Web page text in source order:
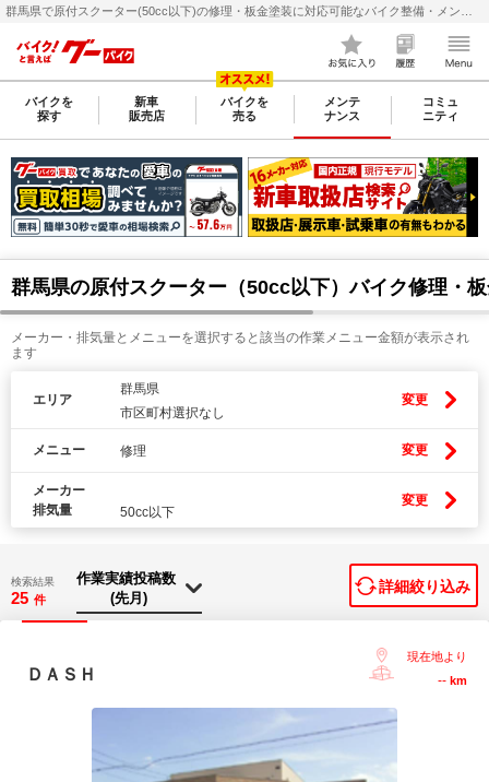
バイクを
探す
新車
販売店
バイクを
売る
メンテ
ナンス
コミュ
ニティ
群馬県の原付スクーター（50cc以下）バイク修理・
メーカー・排気量とメニューを選択すると該当の作業メニュー金額が表示され
ます
エリア
群馬県
市区町村選択なし
変更
メニュー 修理 変更
メーカー
排気量
50cc以下
変更
検索結果
25 件
詳細絞り込み
ＤＡＳＨ
現在地より
-- km